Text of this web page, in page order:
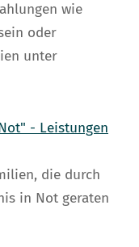
wie
oder
unter
- Leistungen
die durch
in Not geraten